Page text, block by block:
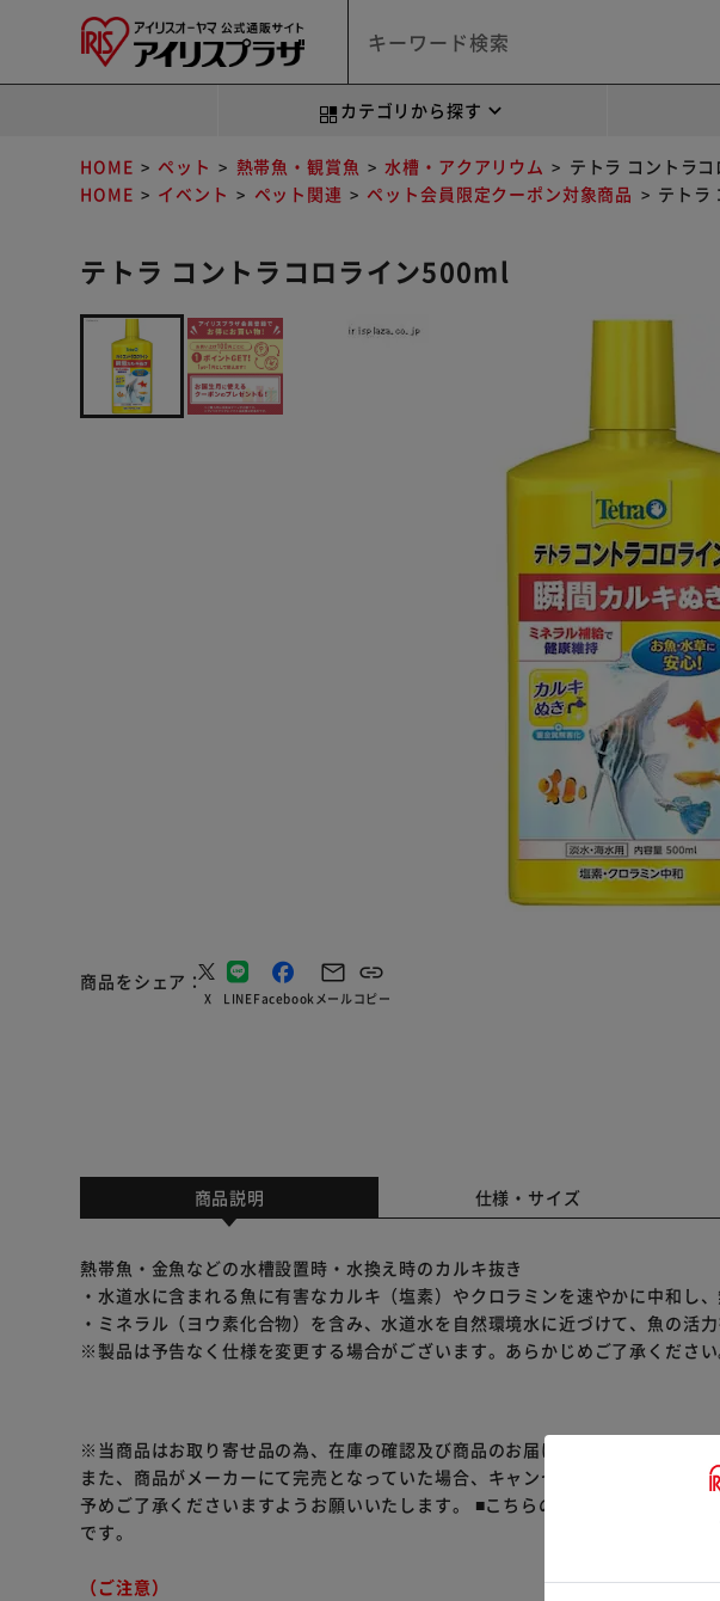
カテゴリから探す
HOME ペット 熱帯魚・観賞魚 水槽・アクアリウム
テトラ コントラ
HOME
イベント ペット関連 ペット会員限定クーポン対象商品 テトラ
テトラ コントラコロライン500ml
商品をシェア
X LINEFacebook メールコピー
商品説明 仕様・サイズ
熱帯魚・金魚などの水槽設置時・水換え時のカルキ抜き
・水道水に含まれる魚に有害なカルキ（塩素）やクロラミンを速やかに中和し
・ミネラル（ヨウ素化合物）を含み、水道水を自然環境水に近づけて、魚の活
※製品は予告なく仕様を変更する場合がございます。あらかじめご了承ください
※当商品はお取り寄せ品の為、在庫の確認及び商品のお届けまでお時間を頂く場
また、商品がメーカーにて完売となっていた場合、キャンセル又は注文内容の変
予めご了承くださいますようお願いいたします。 ■こちらの商品はアイリスプラ
です。
（ご注意）
※ご確認く